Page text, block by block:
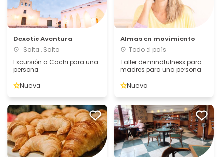
Dexotic Aventura
Salta , Salta
Excursión a Cachi para una
persona
Nueva
Almas en movimiento
Todo el país
Taller de mindfulness para
madres para una persona
Nueva